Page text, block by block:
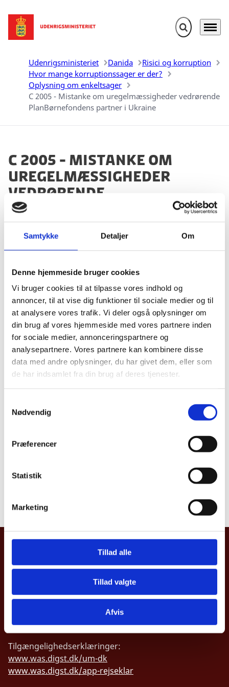
Samtykke Detaljer Om
Denne hjemmeside bruger cookies
Vi bruger cookies til at tilpasse vores indhold og
annoncer, til at vise dig funktioner til sociale medier og til
at analysere vores trafik. Vi deler også oplysninger om
din brug af vores hjemmeside med vores partnere inden
for sociale medier, annonceringspartnere og
analysepartnere. Vores partnere kan kombinere disse
data med andre oplysninger, du har givet dem, eller som
de har indsamlet fra din brug af deres tjenester.
Nødvendig
Præferencer
Statistik
Marketing
Tillad alle
Tillad valgte
Afvis
Gå til forsiden Fold søgefelt
Menu
Udenrigsministeriet Danida
Risici og korruption
Hvor mange korruptionssager er der?
Oplysning om enkeltsager
C 2005 - Mistanke om uregelmæssigheder vedrørende
PlanBørnefondens partner i Ukraine
C 2005 - Mistanke om
uregelmæssigheder
vedrørende
PlanBørnefondens
partner i Ukraine
24.10.2025
Del på Facebook
Del på X (Twitter)
Del på LinkedIn
Sagsnr.:C 2005
Dato for offentliggørelse:24-10-2025
Rigsrevisionen informeres løbende om enkeltsager
bl.a. via abonnement på denne side og en samlet
Bemærkninger i forhold til offentlighedsloven:Fuld
Læs underretning
UDENRIGSMINISTERIET
Asiatisk Plads 2
Danmark
Tilgængelighedserklæringer:
www.was.digst.dk/um-dk
www.was.digst.dk/app-rejseklar